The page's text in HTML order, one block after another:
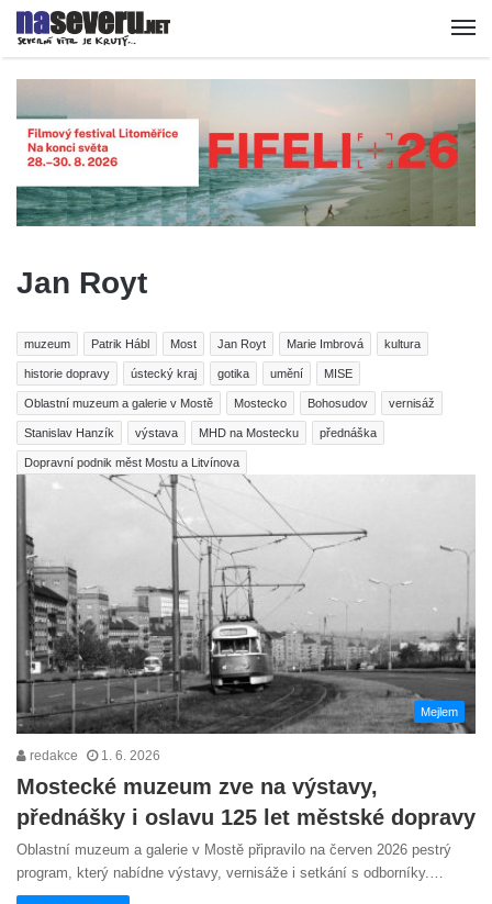
Jan Royt
muzeum Patrik Hábl Most Jan Royt Marie Imbrová kultura
historie dopravy ústecký kraj gotika umění MISE
Oblastní muzeum a galerie v Mostě Mostecko Bohosudov vernisáž
Stanislav Hanzík výstava MHD na Mostecku přednáška
Dopravní podnik měst Mostu a Litvínova
Mejlem
redakce 1. 6. 2026
Mostecké muzeum zve na výstavy,
přednášky i oslavu 125 let městské dopravy
Oblastní muzeum a galerie v Mostě připravilo na červen 2026 pestrý
program, který nabídne výstavy, vernisáže i setkání s odborníky.…